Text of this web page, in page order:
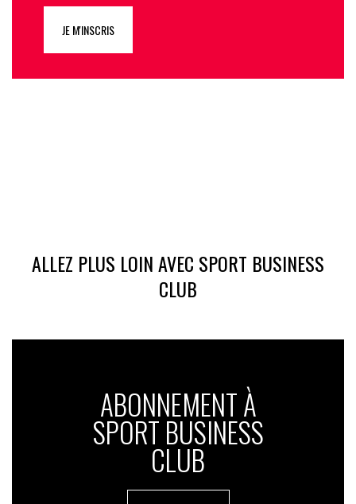
JE M'INSCRIS
ALLEZ PLUS LOIN AVEC SPORT BUSINESS
CLUB
ABONNEMENT À
SPORT BUSINESS
CLUB